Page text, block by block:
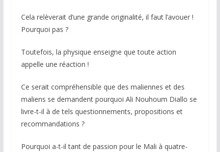
Cela relèverait d’une grande originalité, il faut l’avouer !
Pourquoi pas ?
Toutefois, la physique enseigne que toute action
appelle une réaction !
Ce serait compréhensible que des maliennes et des
maliens se demandent pourquoi Ali Nouhoum Diallo se
livre-t-il à de tels questionnements, propositions et
recommandations ?
Pourquoi a-t-il tant de passion pour le Mali à quatre-